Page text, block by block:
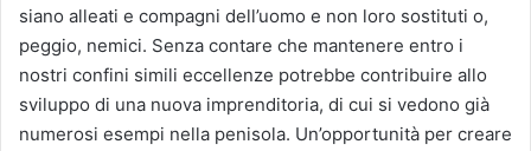
siano alleati e compagni dell’uomo e non loro sostituti o,
peggio, nemici. Senza contare che mantenere entro i
nostri confini simili eccellenze potrebbe contribuire allo
sviluppo di una nuova imprenditoria, di cui si vedono già
numerosi esempi nella penisola. Un’opportunità per creare